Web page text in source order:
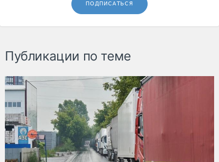
ПОДПИСАТЬСЯ
Публикации по теме